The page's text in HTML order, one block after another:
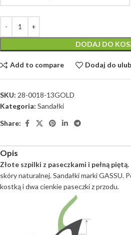
DODAJ DO
Add to compare Dodaj do
SKU: 28-0018-13GOLD
Kategoria: Sandałki
Share:
Opis
Złote szpilki z paseczkami i pełną piętą.
skóry naturalnej. Sandałki marki GASSU.
kostką i dwa cienkie paseczki z przodu.